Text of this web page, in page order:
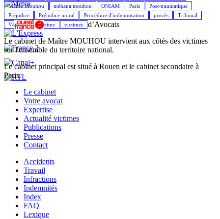
Maître Mouhou
méhana mouhou ONIAM Paris
Post-traumatique
Préjudice
Préjudice moral Procédure d'indemnisation procès
Tribunal
Véhicule
Victime victimes
d’Avocats
Le cabinet de Maître MOUHOU intervient aux côtés des victimes
sur l'ensemble du territoire national.
Le cabinet principal est situé à Rouen et le cabinet secondaire à
Paris.
Le cabinet
Votre avocat
Expertise
Actualité victimes
Publications
Presse
Contact
Accidents
Travail
Infractions
Indemnités
Index
FAQ
Lexique